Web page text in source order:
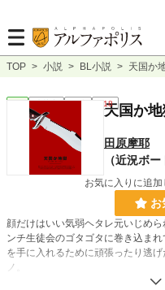
TOP > 小説 > BL小説 > 天国か
連載中 長編 R18
天国か
田原摩耶
（近況ボー
お気に入りに追
お
顔だけはいい気弱ヘタレ元いじめ
ンチ生徒会のゴタゴタに巻き込ま
を手に入れるために頑張ったり逃
ノ。
登場人物が大体性格に難あり。無